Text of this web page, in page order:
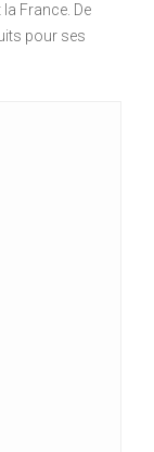
France. De
pour ses